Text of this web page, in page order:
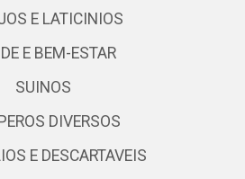
E LATICINIOS
E BEM-ESTAR
SUINOS
DIVERSOS
E DESCARTAVEIS